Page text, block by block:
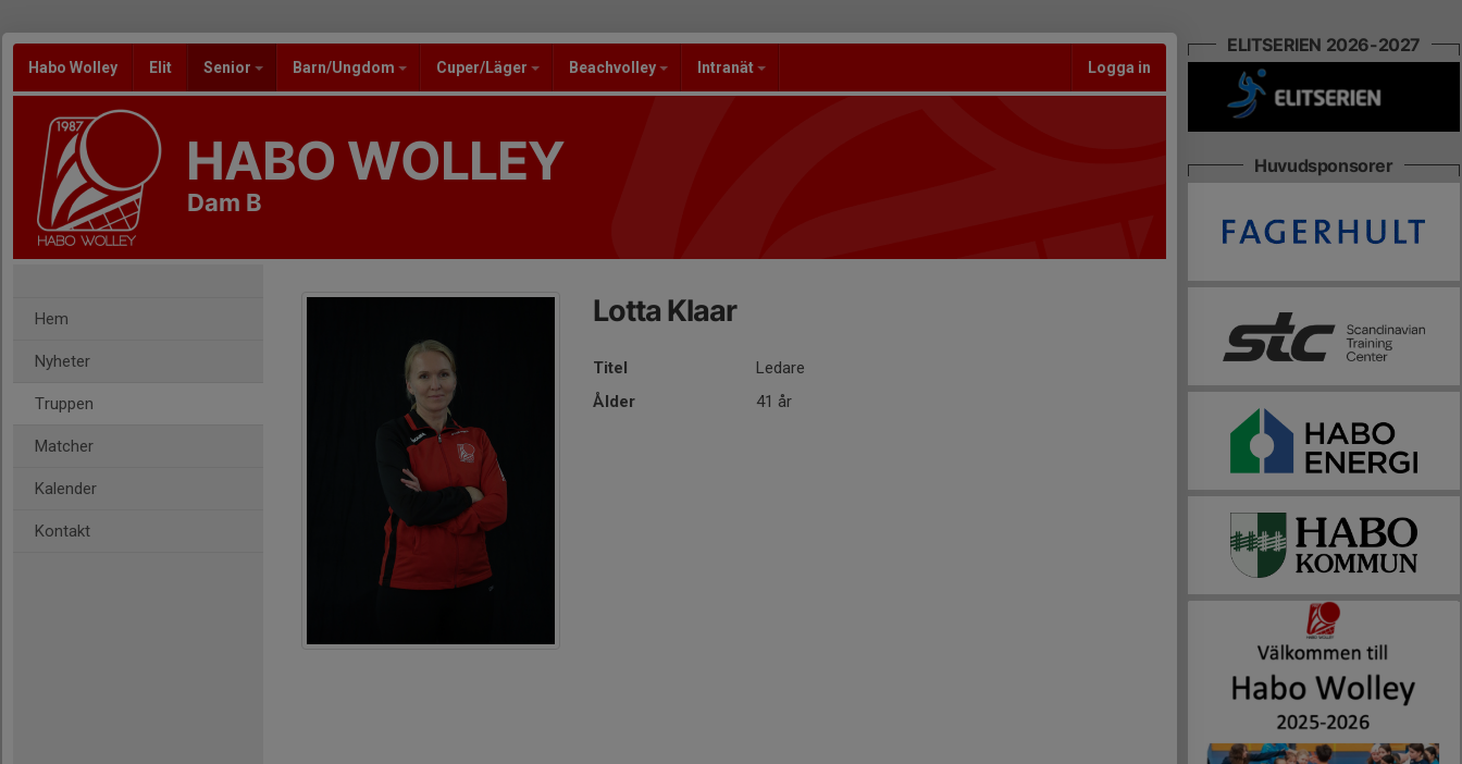
Habo Wolley Elit Senior Barn/Ungdom Cuper/Läger Beachvolley Intranät Logga in
HABO WOLLEY
Dam B
Hem
Nyheter
Truppen
Matcher
Kalender
Kontakt
Lotta Klaar
Titel
Ledare
Ålder
41 år
ELITSERIEN 2026-2027
Huvudsponsorer